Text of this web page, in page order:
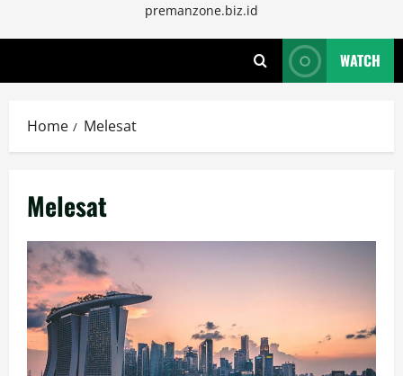
premanzone.biz.id
WATCH
Home Melesat
Melesat